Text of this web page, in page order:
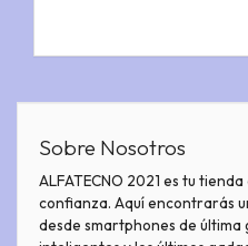
Sobre Nosotros
ALFATECNO 2021 es tu
confianza. Aquí encontrarás
desde smartphones de